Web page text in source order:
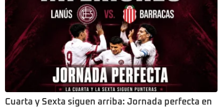
Cuarta y Sexta siguen arriba: Jornada perfecta en